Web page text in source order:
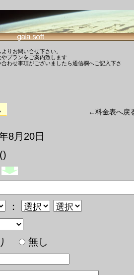
りお問い合せ下さい。
やプランをご案内致します
合わせ事項がございましたら通信欄へご記入下さ
←料金表へ戻
8月20日
：
無し